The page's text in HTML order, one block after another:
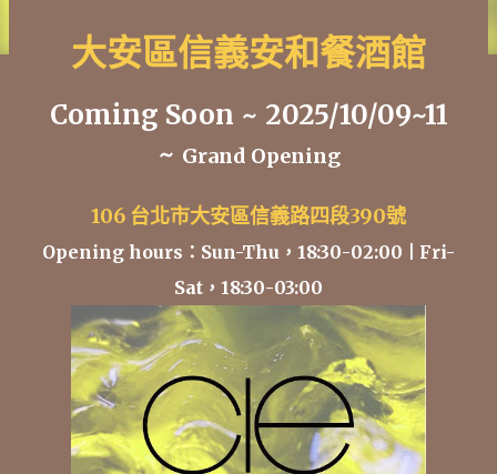
大安區信義安和餐酒館
Coming Soon ~ 2025/10/09~11
~ Grand Opening
106 台北市大安區信義路四段390號
Opening hours：Sun-Thu，18:30-02:00 | Fri-
Sat，18:30-03:00